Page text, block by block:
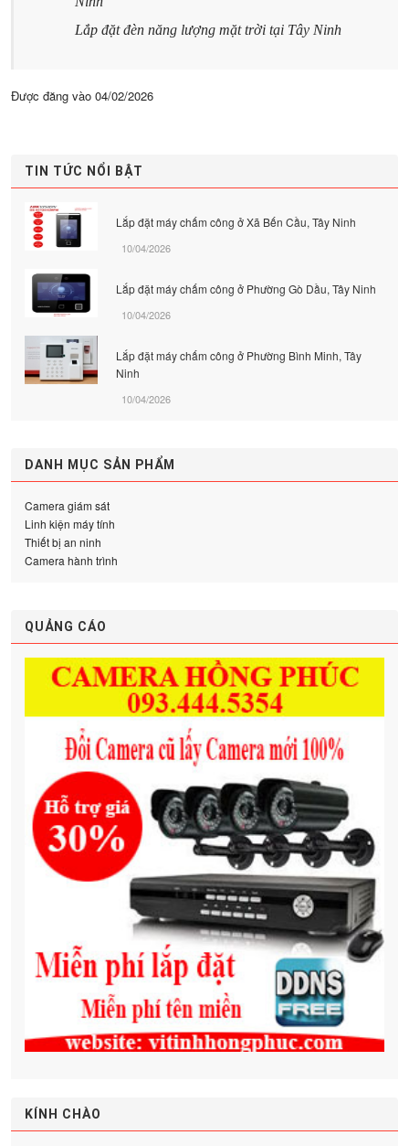
Lắp đặtđèn năng lượng mặt trời tại Tây Ninh
Được đăng vào 04/02/2026
TIN TỨC NỔI BẬT
Lắp đặt máy chấm công ở Xã Bến Cầu, Tây Ninh
10/04/2026
Lắp đặt máy chấm công ở Phường Gò Dầu, Tây Ninh
10/04/2026
Lắp đặt máy chấm công ở Phường Bình Minh, Tây
Ninh
10/04/2026
DANH MỤC SẢN PHẨM
Camera giám sát
Linh kiện máy tính
Thiết bị an ninh
Camera hành trình
QUẢNG CÁO
KÍNH CHÀO